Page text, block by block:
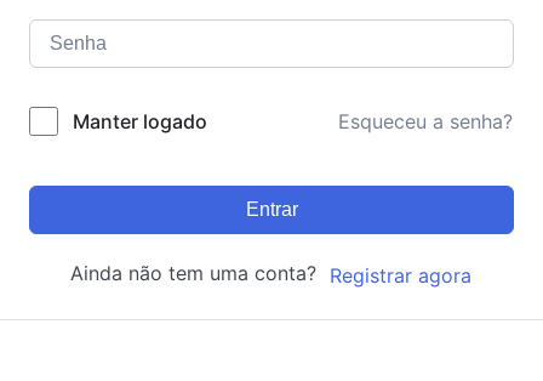
Manter logado Esqueceu a senha?
Entrar
Ainda não tem uma conta? Registrar agora